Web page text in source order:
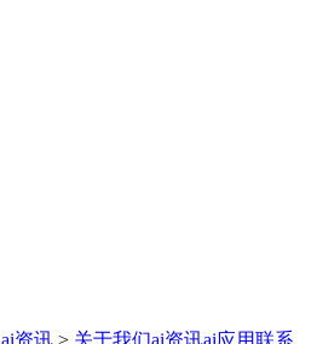
ai资讯 > 关于我们ai资讯ai应用联系